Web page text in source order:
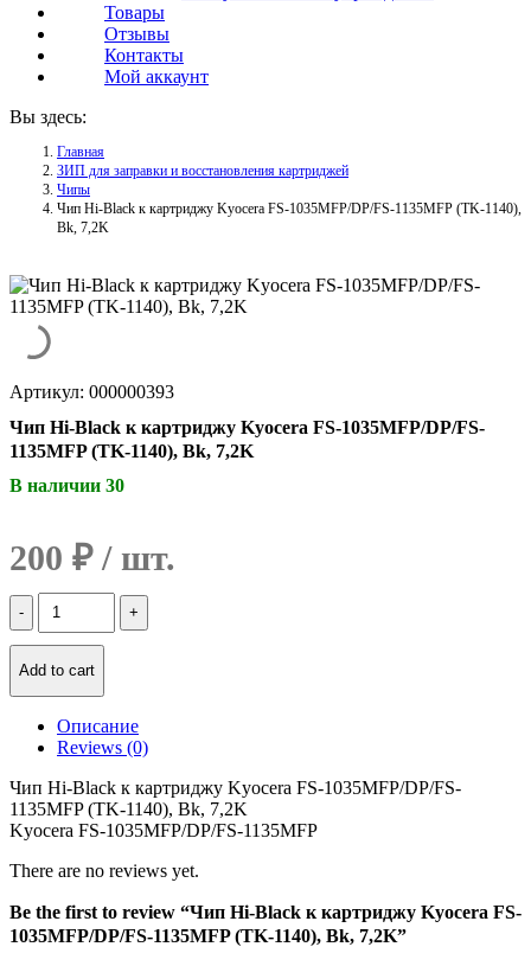
Товары
Отзывы
Контакты
Мой аккаунт
Вы здесь:
Главная
ЗИП для заправки и восстановления картриджей
Чипы
Чип Hi-Black к картриджу Kyocera FS-1035MFP/DP/FS-1135MFP (TK-1140),
Bk, 7,2K
Артикул: 000000393
Чип Hi-Black к картриджу Kyocera FS-1035MFP/DP/FS-
1135MFP (TK-1140), Bk, 7,2K
В наличии 30
200 ₽
Количество
Чип
Hi-
Black
Kyocera
1135MFP
(TK-
1140),
7,2K
Add to cart
Описание
Reviews (0)
Чип Hi-Black к картриджу Kyocera FS-1035MFP/DP/FS-
1135MFP (TK-1140), Bk, 7,2K
Kyocera FS-1035MFP/DP/FS-1135MFP
There are no reviews yet.
Be the first to review “Чип Hi-Black к картриджу Kyocera FS-
1035MFP/DP/FS-1135MFP (TK-1140), Bk, 7,2K”